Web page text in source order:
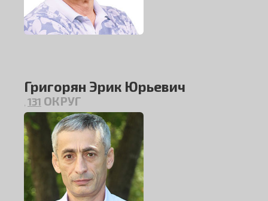
Григорян Эрик Юрьевич
131 ОКРУГ